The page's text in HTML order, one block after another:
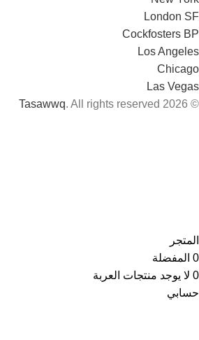
London SF
Cockfosters BP
Los Angeles
Chicago
Las Vegas
© 2026
Tasawwq. All rights reserved
المتجر
0 المفضلة
0 لا يوجد منتجات العربة
حسابي